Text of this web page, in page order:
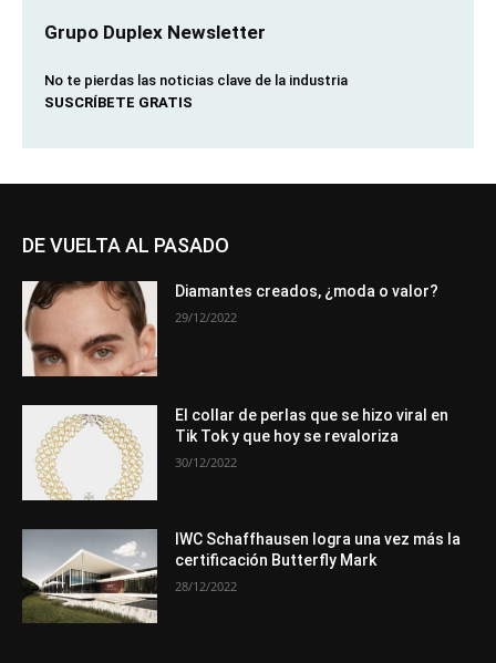
Grupo Duplex Newsletter
No te pierdas las noticias clave de la industria
SUSCRÍBETE GRATIS
DE VUELTA AL PASADO
Diamantes creados, ¿moda o valor?
29/12/2022
El collar de perlas que se hizo viral en
Tik Tok y que hoy se revaloriza
30/12/2022
IWC Schaffhausen logra una vez más la
certificación Butterfly Mark
28/12/2022